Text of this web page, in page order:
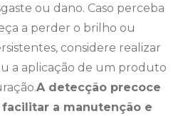
ou dano. Caso perceba
a perder o brilho ou
considere realizar
a aplicação de um produto
A detecção precoce
a manutenção e